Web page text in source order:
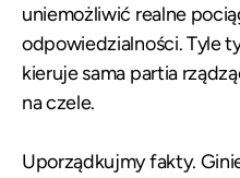
uniemożliwić realne
odpowiedzialności. Tyle
kieruje sama partia
na czele.
Uporządkujmy fakty.